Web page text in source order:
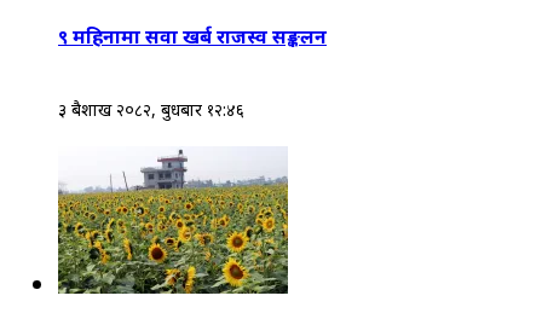
९ महिनामा सवा खर्ब राजस्व सङ्कलन
३ बैशाख २०८२, बुधबार १२:४६